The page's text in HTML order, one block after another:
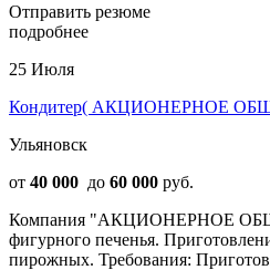
Отправить резюме
подробнее
25 Июля
Кондитер( АКЦИОНЕРНОЕ
Ульяновск
от 40 000 до 60 000 руб.
Компания "АКЦИОНЕРНОЕ
фигурного печенья.
пирожных. Требования: